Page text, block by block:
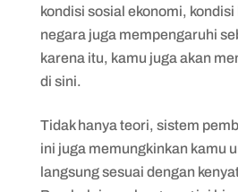
kondisi sosial ekonomi,
negara juga mempengaruhi
karena itu, kamu juga akan
di sini.
Tidak hanya teori, sistem
ini juga memungkinkan kamu
langsung sesuai dengan